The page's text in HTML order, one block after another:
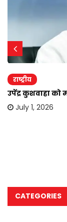
राष्ट्रीय
उपेंद्र कुशवाहा को
July 1, 2026
CATEGORIES